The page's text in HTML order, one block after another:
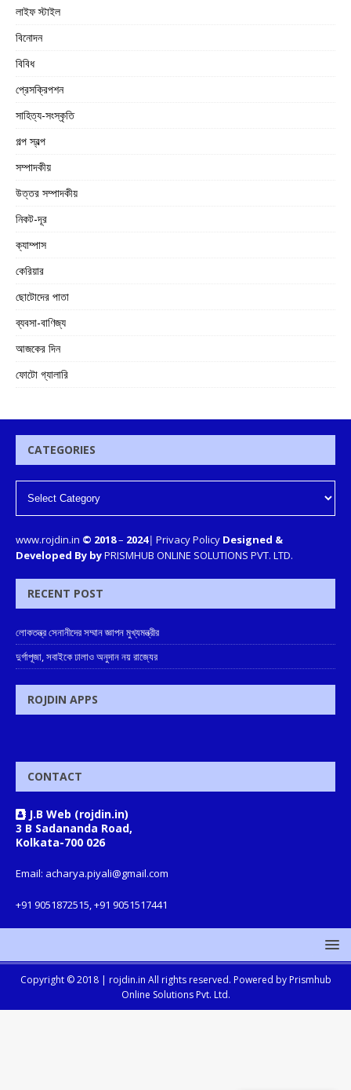
লাইফ স্টাইল
বিনোদন
বিবিধ
প্রেসক্রিপশন
সাহিত্য-সংস্কৃতি
গল্প স্বল্প
সম্পাদকীয়
উত্তর সম্পাদকীয়
নিকট-দূর
ক্যাম্পাস
কেরিয়ার
ছোটোদের পাতা
ব্যবসা-বাণিজ্য
আজকের দিন
ফোটো গ্যালারি
CATEGORIES
www.rojdin.in © 2018– 2024| Privacy Policy Designed &
Developed By byPRISMHUB ONLINE SOLUTIONS PVT. LTD.
RECENT POST
লোকতন্ত্র সেনানীদের সম্মান জ্ঞাপন মুখ্যমন্ত্রীর
দুর্গাপূজা, সবাইকে ঢালাও অনুদান নয় রাজ্যের
ROJDIN APPS
CONTACT
J.B Web (rojdin.in)
3 B Sadananda Road,
Kolkata-700 026
Email: acharya.piyali@gmail.com
+91 9051872515, +91 9051517441
Copyright © 2018 | rojdin.in All rights reserved. Powered by Prismhub
Online Solutions Pvt. Ltd.